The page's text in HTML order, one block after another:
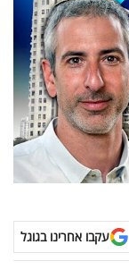
עקבו אחרינו בגוגל